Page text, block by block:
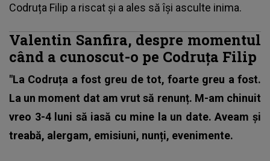
Codruța Filip a riscat şi a ales să îşi asculte inima.
Valentin Sanfira, despre momentul
când a cunoscut-o pe Codruța Filip
"La Codruța a fost greu de tot, foarte greu a fost.
La un moment dat am vrut să renunț. M-am chinuit
vreo 3-4 luni să iasă cu mine la un date. Aveam şi
treabă, alergam, emisiuni, nunți, evenimente.